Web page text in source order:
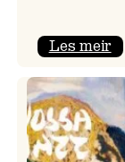
Les meir: